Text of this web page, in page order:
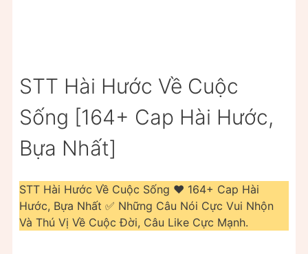
STT Hài Hước Về Cuộc
Sống [164+ Cap Hài Hước,
Bựa Nhất]
STT Hài Hước Về Cuộc Sống ❤️️ 164+ Cap Hài
Hước, Bựa Nhất ✅ Những Câu Nói Cực Vui Nhộn
Và Thú Vị Về Cuộc Đời, Câu Like Cực Mạnh.